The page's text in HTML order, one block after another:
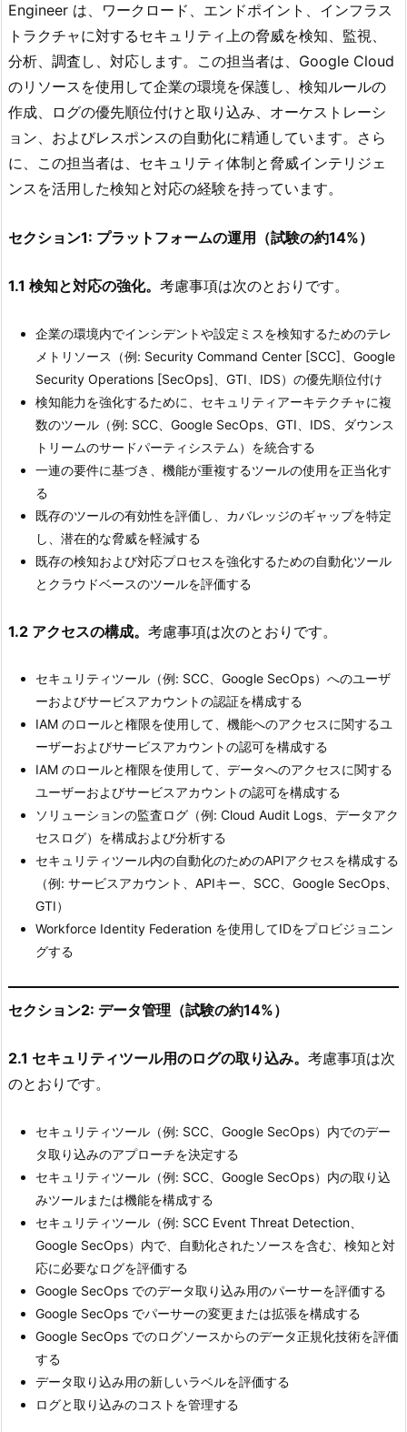
Engineer は、ワークロード、エンドポイント、インフラス
トラクチャに対するセキュリティ上の脅威を検知、監視、
分析、調査し、対応します。この担当者は、Google Cloud
のリソースを使用して企業の環境を保護し、検知ルールの
作成、ログの優先順位付けと取り込み、オーケストレーシ
ョン、およびレスポンスの自動化に精通しています。さら
に、この担当者は、セキュリティ体制と脅威インテリジェ
ンスを活用した検知と対応の経験を持っています。
セクション1: プラットフォームの運用（試験の約14%）
1.1 検知と対応の強化。 考慮事項は次のとおりです。
企業の環境内でインシデントや設定ミスを検知するためのテレ
メトリソース（例: Security Command Center [SCC]、Google
Security Operations [SecOps]、GTI、IDS）の優先順位付け
検知能力を強化するために、セキュリティアーキテクチャに複
数のツール（例: SCC、Google SecOps、GTI、IDS、ダウンス
トリームのサードパーティシステム）を統合する
一連の要件に基づき、機能が重複するツールの使用を正当化す
る
既存のツールの有効性を評価し、カバレッジのギャップを特定
し、潜在的な脅威を軽減する
既存の検知および対応プロセスを強化するための自動化ツール
とクラウドベースのツールを評価する
1.2 アクセスの構成。 考慮事項は次のとおりです。
セキュリティツール（例: SCC、Google SecOps）へのユーザ
ーおよびサービスアカウントの認証を構成する
IAM のロールと権限を使用して、機能へのアクセスに関するユ
ーザーおよびサービスアカウントの認可を構成する
IAM のロールと権限を使用して、データへのアクセスに関する
ユーザーおよびサービスアカウントの認可を構成する
ソリューションの監査ログ（例: Cloud Audit Logs、データアク
セスログ）を構成および分析する
セキュリティツール内の自動化のためのAPIアクセスを構成する
（例: サービスアカウント、APIキー、SCC、Google SecOps、
GTI）
Workforce Identity Federation を使用してIDをプロビジョニン
グする
セクション2: データ管理（試験の約14%）
2.1 セキュリティツール用のログの取り込み。 考慮事項は次
のとおりです。
セキュリティツール（例: SCC、Google SecOps）内でのデー
タ取り込みのアプローチを決定する
セキュリティツール（例: SCC、Google SecOps）内の取り込
みツールまたは機能を構成する
セキュリティツール（例: SCC Event Threat Detection、
Google SecOps）内で、自動化されたソースを含む、検知と対
応に必要なログを評価する
Google SecOps でのデータ取り込み用のパーサーを評価する
Google SecOps でパーサーの変更または拡張を構成する
Google SecOps でのログソースからのデータ正規化技術を評価
する
データ取り込み用の新しいラベルを評価する
ログと取り込みのコストを管理する